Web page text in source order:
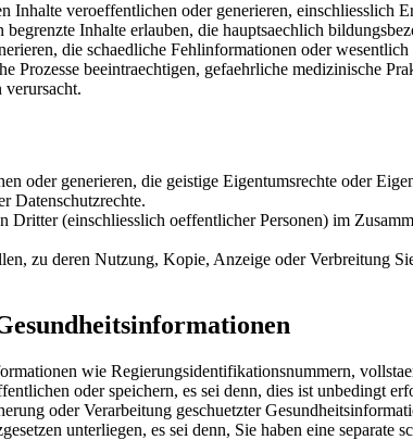
Inhalte veroeffentlichen oder generieren,
Inhalte erlauben, die hauptsaechlich
die schaedliche Fehlinformationen oder
Prozesse beeintraechtigen, gefaehrliche medizinische
verursacht.
oder generieren, die geistige Eigentumsrechte oder
Datenschutzrechte.
(einschliesslich oeffentlicher Personen) im
zu deren Nutzung, Kopie, Anzeige oder Verbreitung
wie Regierungsidentifikationsnummern,
oder speichern, es sei denn, dies ist unbedingt
oder Verarbeitung geschuetzter
unterliegen, es sei denn, Sie haben eine